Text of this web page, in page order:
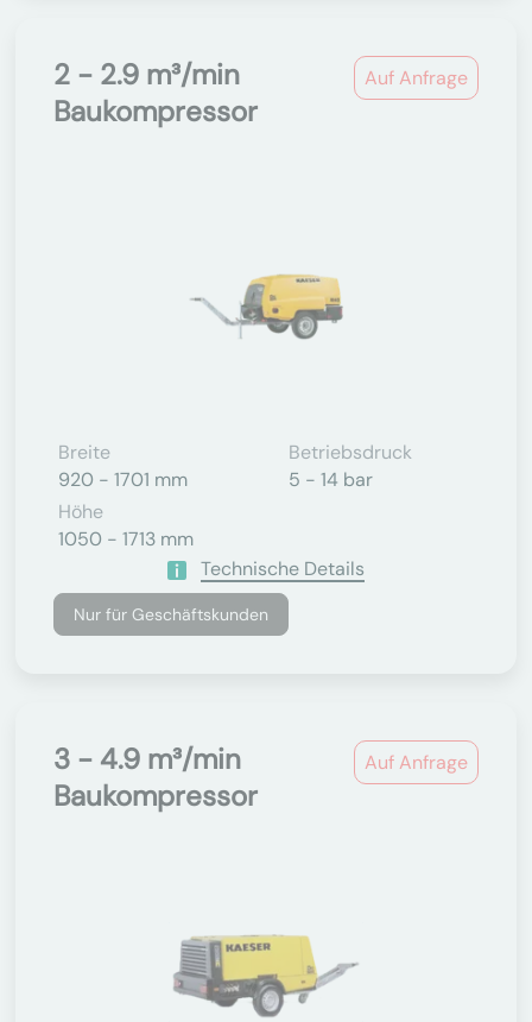
Auf Anfrage
2 - 2.9 m³/min
Baukompressor
Breite
920 - 1701 mm
Betriebsdruck
5 - 14 bar
Höhe
1050 - 1713 mm
Technische Details
Nur für Geschäftskunden
Auf Anfrage
3 - 4.9 m³/min
Baukompressor